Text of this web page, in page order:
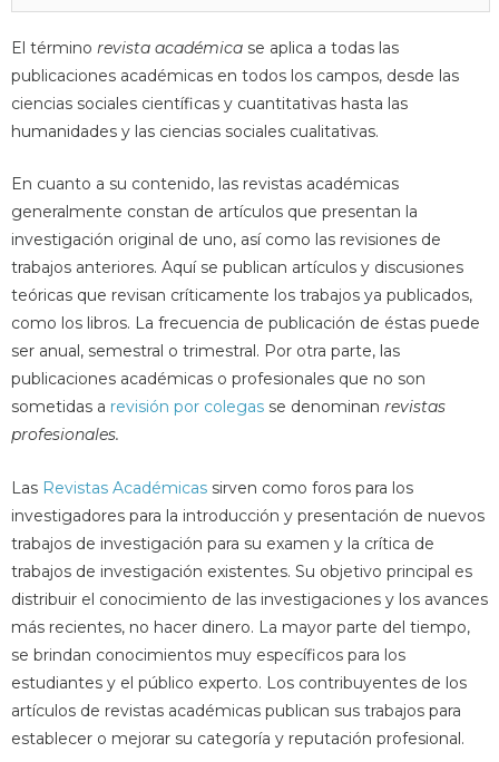
El término revista académica se aplica a todas las
publicaciones académicas en todos los campos, desde las
ciencias sociales científicas y cuantitativas hasta las
humanidades y las ciencias sociales cualitativas.
En cuanto a su contenido, las revistas académicas
generalmente constan de artículos que presentan la
investigación original de uno, así como las revisiones de
trabajos anteriores. Aquí se publican artículos y discusiones
teóricas que revisan críticamente los trabajos ya publicados,
como los libros. La frecuencia de publicación de éstas puede
ser anual, semestral o trimestral. Por otra parte, las
publicaciones académicas o profesionales que no son
sometidas a revisión por colegas se denominan revistas
profesionales.
Las Revistas Académicas sirven como foros para los
investigadores para la introducción y presentación de nuevos
trabajos de investigación para su examen y la crítica de
trabajos de investigación existentes. Su objetivo principal es
distribuir el conocimiento de las investigaciones y los avances
más recientes, no hacer dinero. La mayor parte del tiempo,
se brindan conocimientos muy específicos para los
estudiantes y el público experto. Los contribuyentes de los
artículos de revistas académicas publican sus trabajos para
establecer o mejorar su categoría y reputación profesional.